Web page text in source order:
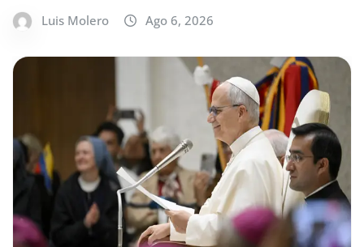
Luis Molero Ago 6, 2026